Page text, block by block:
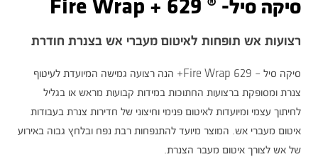
סיקה סיל- ® 629 + Fire Wrap
רצועות אש תופחות לאיטום מעברי אש בצנרת חודרת
סיקה סיל – 629 Fire Wrap+ הנה רצועה גמישה המיועדת לעיטוף
צנרת ומסופקת ברצועות החתוכות במידות קבועות מראש או בגליל
לחיתוך עצמי ומיועדות לאיטום פנימי וחיצוני של חדירות צנרת בעבודות
איטום מעברי אש. המוצר מיועד להתנפחות רבת נפח ובלחץ גבוה באירוע
של אש לצורך איטום מעבר הצנרת.